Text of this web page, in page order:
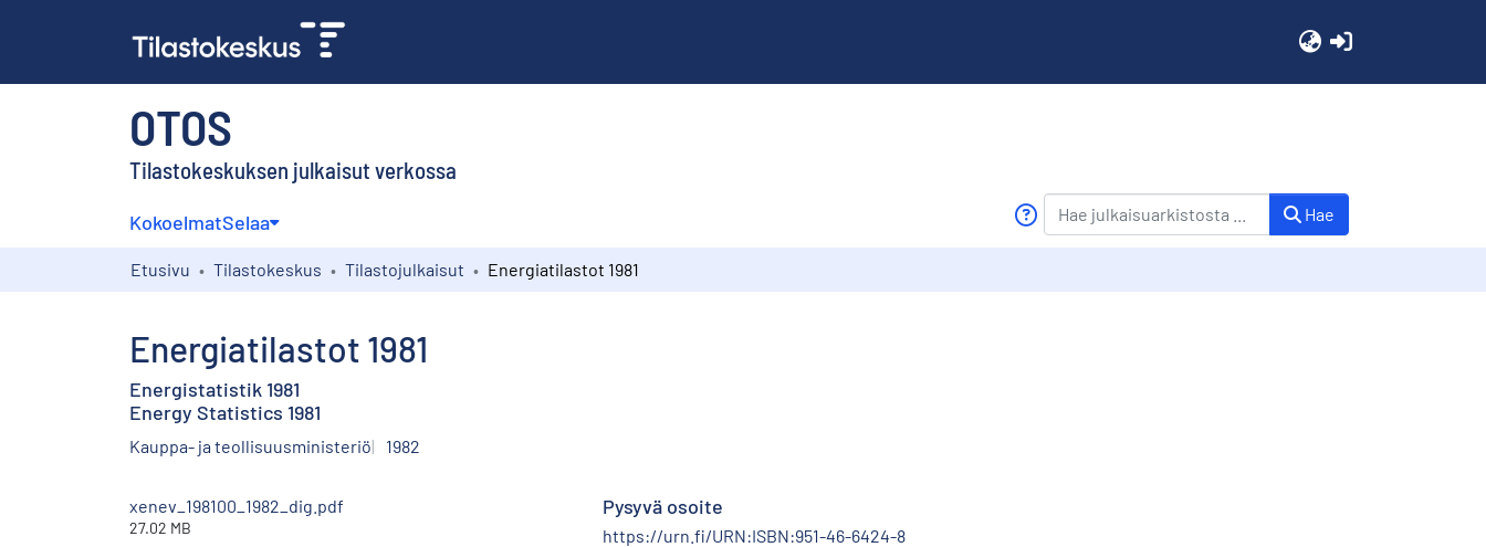
OTOS
Tilastokeskuksen julkaisut verkossa
KokoelmatSelaa Hae
Etusivu Tilastokeskus Tilastojulkaisut Energiatilastot 1981
Energiatilastot 1981
Energistatistik 1981
Energy Statistics 1981
Kauppa- ja teollisuusministeriö 1982
xenev_198100_1982_dig.pdf
27.02 MB
Pysyvä osoite
https://urn.fi/URN:ISBN:951-46-6424-8